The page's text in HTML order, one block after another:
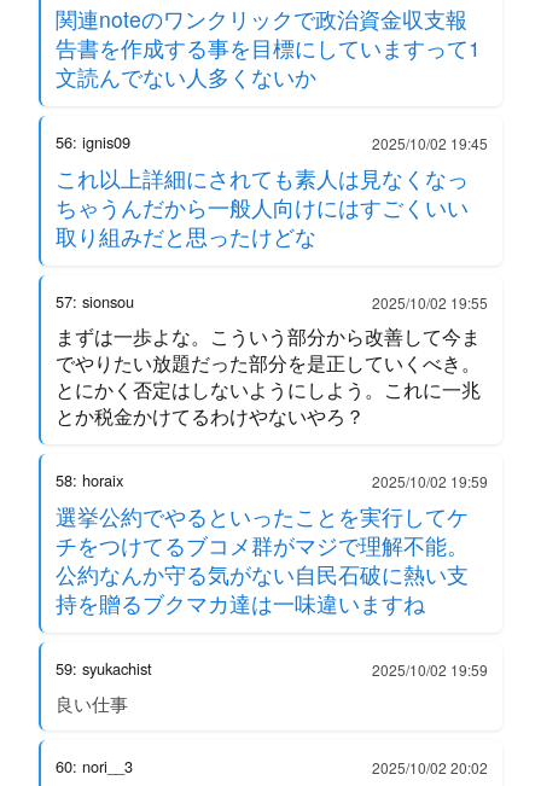
関連noteのワンクリックで政治資金収支報
告書を作成する事を目標にしていますって1
文読んでない人多くないか
56: ignis09 2025/10/02 19:45
これ以上詳細にされても素人は見なくなっ
ちゃうんだから一般人向けにはすごくいい
取り組みだと思ったけどな
57: sionsou 2025/10/02 19:55
まずは一歩よな。こういう部分から改善して今ま
でやりたい放題だった部分を是正していくべき。
とにかく否定はしないようにしよう。これに一兆
とか税金かけてるわけやないやろ？
58: horaix 2025/10/02 19:59
選挙公約でやるといったことを実行してケ
チをつけてるブコメ群がマジで理解不能。
公約なんか守る気がない自民石破に熱い支
持を贈るブクマカ達は一味違いますね
59: syukachist 2025/10/02 19:59
良い仕事
60: nori__3 2025/10/02 20:02